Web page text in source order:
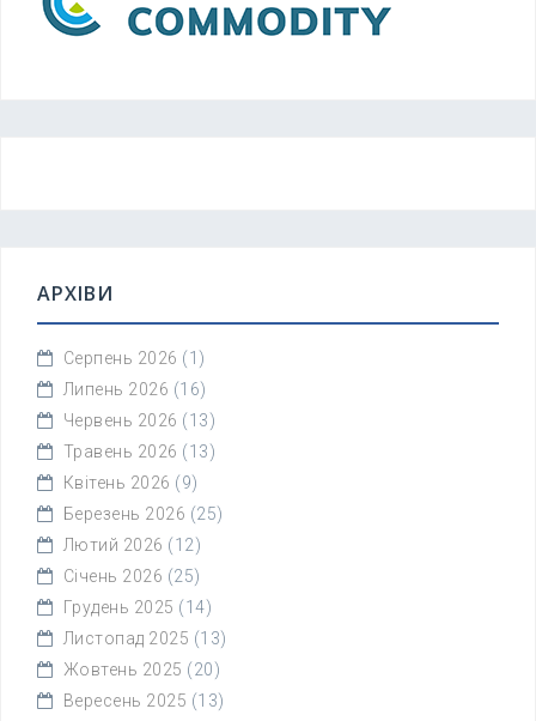
АРХІВИ
Серпень 2026 (1)
Липень 2026 (16)
Червень 2026 (13)
Травень 2026 (13)
Квітень 2026 (9)
Березень 2026 (25)
Лютий 2026 (12)
Січень 2026 (25)
Грудень 2025 (14)
Листопад 2025 (13)
Жовтень 2025 (20)
Вересень 2025 (13)